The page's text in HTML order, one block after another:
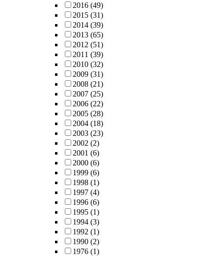
2016 (49)
2015 (31)
2014 (39)
2013 (65)
2012 (51)
2011 (39)
2010 (32)
2009 (31)
2008 (21)
2007 (25)
2006 (22)
2005 (28)
2004 (18)
2003 (23)
2002 (2)
2001 (6)
2000 (6)
1999 (6)
1998 (1)
1997 (4)
1996 (6)
1995 (1)
1994 (3)
1992 (1)
1990 (2)
1976 (1)